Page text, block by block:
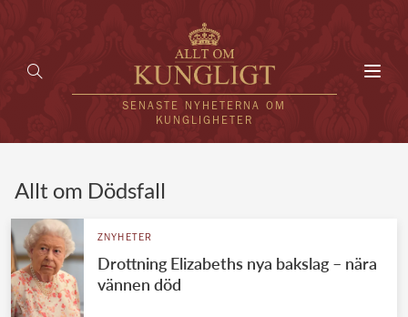
SENASTE NYHETERNA OM
KUNGLIGHETER
UTLÄNDSKT
Allt om Dödsfall
ZNYHETER
Drottning Elizabeths nya bakslag – nära
vännen död